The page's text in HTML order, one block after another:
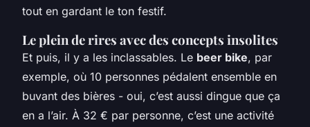
tout en gardant le ton festif.
Le plein de rires avec des concepts insolites
Et puis, il y a les inclassables. Le beer bike, par
exemple, où 10 personnes pédalent ensemble en
buvant des bières - oui, c’est aussi dingue que ça
en a l’air. À 32 € par personne, c’est une activité